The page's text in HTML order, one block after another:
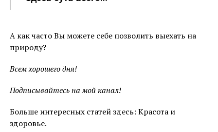
А как часто Вы можете себе позволить выехать на
природу?
Всем хорошего дня!
Подписывайтесь на мой канал!
Больше интересных статей здесь: Красота и
здоровье.